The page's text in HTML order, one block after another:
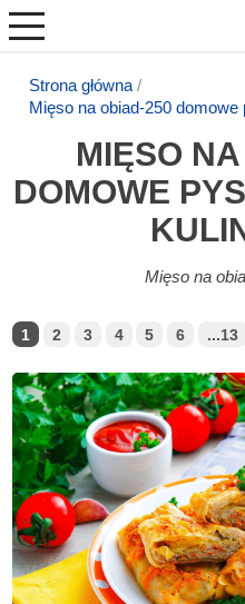
Strona główna
Mięso na obiad-250
MIĘSO
DOMOWE
Mięso na
1 2 3 4 5 6 ...13